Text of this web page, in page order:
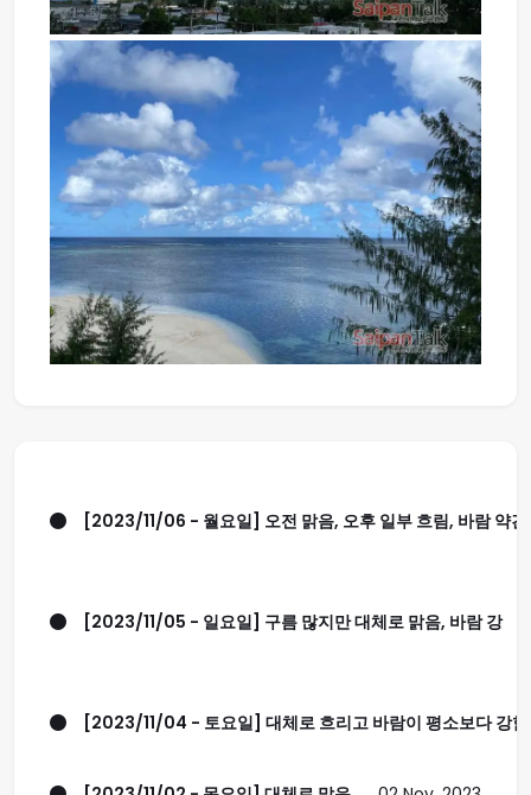
[2023/11/06 - 월요일] 오전 맑음, 오후 일부 흐림, 바람 약간
[2023/11/05 - 일요일] 구름 많지만 대체로 맑음, 바람 강
[2023/11/04 - 토요일] 대체로 흐리고 바람이 평소보다 강